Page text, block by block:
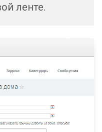
ленте.